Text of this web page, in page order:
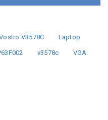
V3578C Laptop
v3578c VGA